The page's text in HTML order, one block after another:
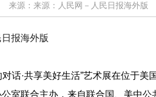
源：来源：人民网－人民日报海外版
报海外版
·共享美好生活”艺术展在位于美
室联合主办，来自联合国、美中